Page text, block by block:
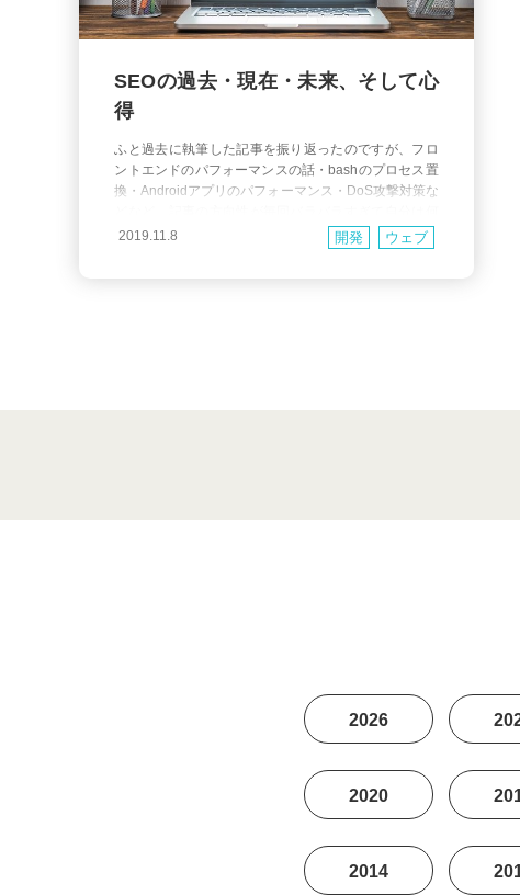
SEOの過去・現在・未来、そして心
得
ふと過去に執筆した記事を振り返ったのですが、フロ
ントエンドのパフォーマンスの話・bashのプロセス置
換・Androidアプリのパフォーマンス・DoS攻撃対策な
の専門なんだろう？と疑問に思えてきました。 まあそ
れは気にしないとして、今回もご多分に漏れず今まで
2019.11.8 開発 ウェブ
2026
2020
2014